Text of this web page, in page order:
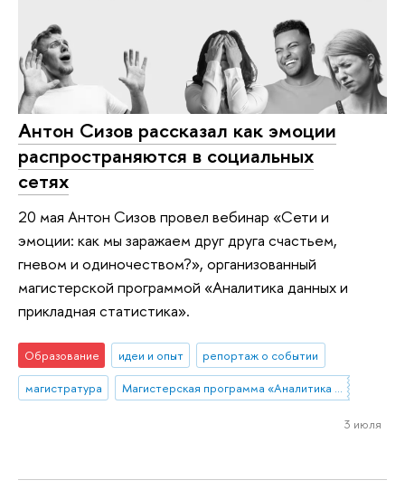
Антон Сизов рассказал как эмоции
распространяются в социальных
сетях
20 мая Антон Сизов провел вебинар «Сети и
эмоции: как мы заражаем друг друга счастьем,
гневом и одиночеством?», организованный
магистерской программой «Аналитика данных и
прикладная статистика».
Образование идеи и опыт
репортаж о событии
магистратура
Магистерская программа «Аналитика данных и прикладная статистика / Data Analytics and Social Statistics»
3 июля